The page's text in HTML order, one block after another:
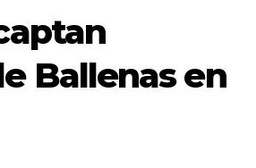
Ballenas en